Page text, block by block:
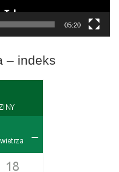
05:20
– indeks